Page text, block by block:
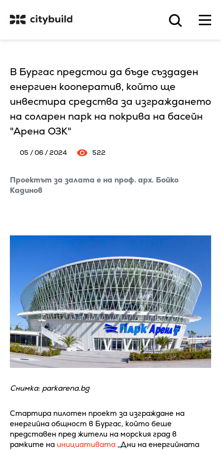
В Бургас предстои да бъде създаден
енергиен кооператив, който ще
инвестира средства за изграждането
на соларен парк на покрива на басейн
"Арена ОЗК"
05 / 06 / 2024 522
Проектът за залата е на проф. арх. Бойко
Кадинов
Снимка: parkarena.bg
Стартира пилотен проект за изграждане на
енергийна общност в Бургас, който беше
представен пред жители на морския град в
рамките на инициативата „Дни на енергийната